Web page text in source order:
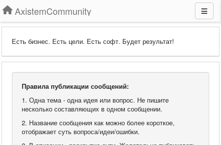
AxistemCommunity
Есть бизнес. Есть цели. Есть софт. Будет результат!
Правила публикации сообщений:
1. Одна тема - одна идея или вопрос. Не пишите
несколько составляющих в одном сообщении.
2. Название сообщения как можно более короткое,
отображает суть вопроса/идеи/ошибки.